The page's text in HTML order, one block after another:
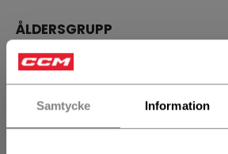
Samtycke Information
ÅLDERSGRUPP
SENIOR